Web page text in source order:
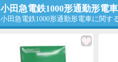
小田急電鉄1000形通勤形電
小田急電鉄1000形通勤形電車に関す